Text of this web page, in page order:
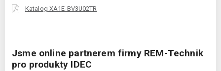
Katalog XA1E-BV3U02TR
Jsme online partnerem firmy REM-Technik
pro produkty IDEC